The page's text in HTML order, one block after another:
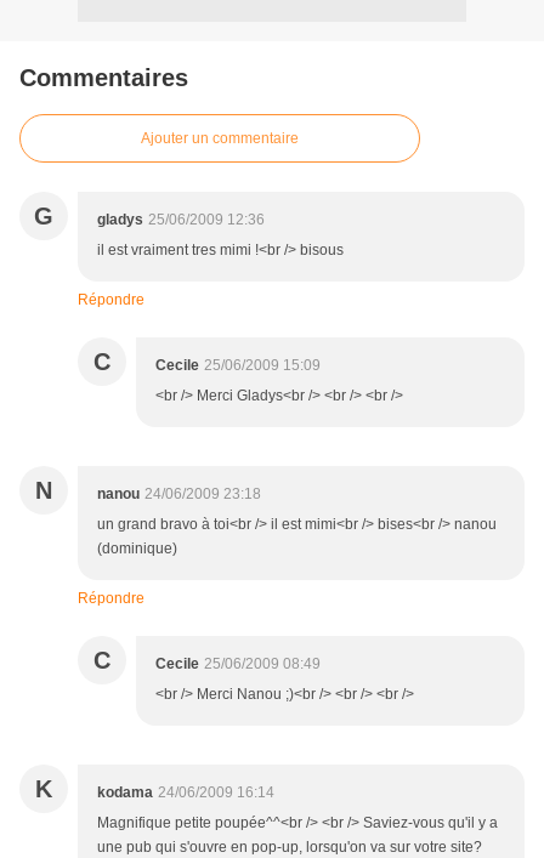
Commentaires
Ajouter un commentaire
G gladys 25/06/2009 12:36
il est vraiment tres mimi !<br /> bisous
Répondre
C Cecile 25/06/2009 15:09
<br /> Merci Gladys<br /> <br /> <br />
N nanou 24/06/2009 23:18
un grand bravo à toi<br /> il est mimi<br /> bises<br /> nanou
(dominique)
Répondre
C Cecile 25/06/2009 08:49
<br /> Merci Nanou ;)<br /> <br /> <br />
K kodama 24/06/2009 16:14
Magnifique petite poupée^^<br /> <br /> Saviez-vous qu'il y a
une pub qui s'ouvre en pop-up, lorsqu'on va sur votre site?